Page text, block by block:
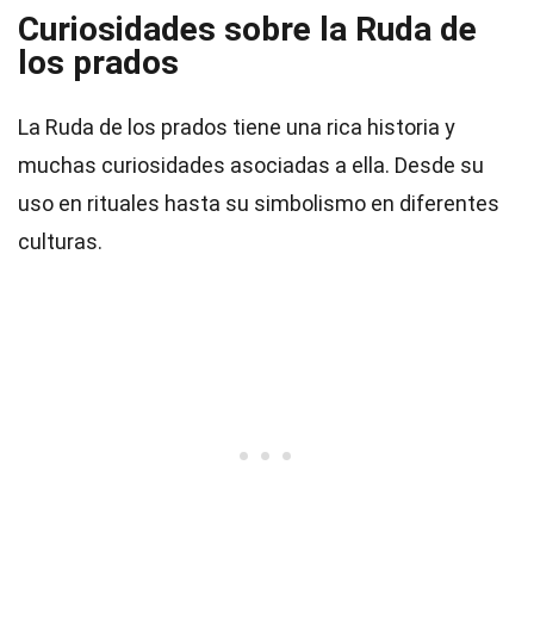
Curiosidades sobre la Ruda de
los prados
La Ruda de los prados tiene una rica historia y
muchas curiosidades asociadas a ella. Desde su
uso en rituales hasta su simbolismo en diferentes
culturas.